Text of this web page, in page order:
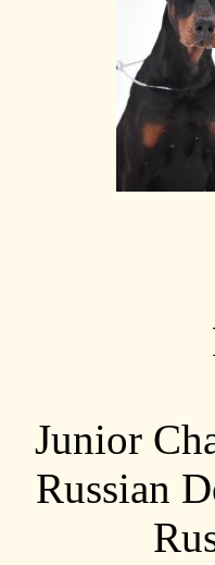
Junior
Russian